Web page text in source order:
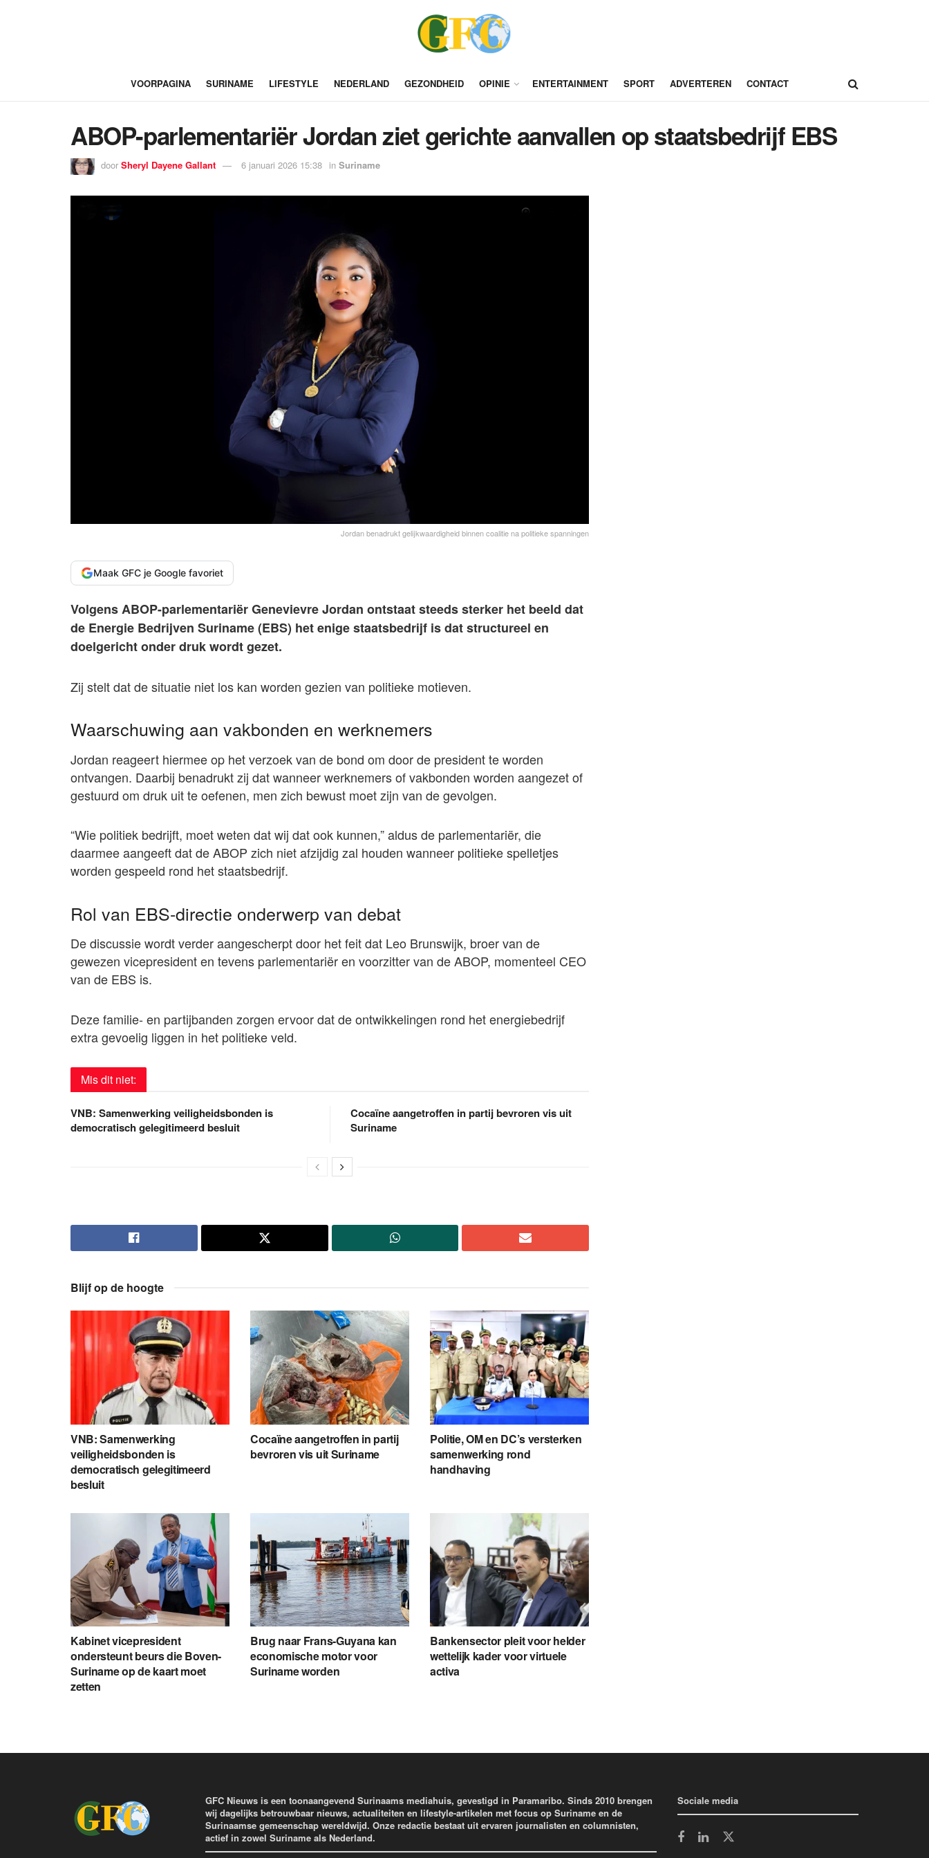
VOORPAGINA SURINAME LIFESTYLE NEDERLAND GEZONDHEID OPINIE ENTERTAINMENT SPORT ADVERTEREN CONTACT
ABOP-parlementariër Jordan ziet gerichte aanvallen op staatsbedrijf EBS
door Sheryl Dayene Gallant 6 januari 2026 15:38 in Suriname
Jordan benadrukt gelijkwaardigheid binnen coalitie na politieke spanningen
Maak GFC je Google favoriet
Volgens ABOP-parlementariër Genevievre Jordan ontstaat steeds sterker het beeld dat
de Energie Bedrijven Suriname (EBS) het enige staatsbedrijf is dat structureel en
doelgericht onder druk wordt gezet.
Zij stelt dat de situatie niet los kan worden gezien van politieke motieven.
Waarschuwing aan vakbonden en werknemers
Jordan reageert hiermee op het verzoek van de bond om door de president te worden
ontvangen. Daarbij benadrukt zij dat wanneer werknemers of vakbonden worden aangezet of
gestuurd om druk uit te oefenen, men zich bewust moet zijn van de gevolgen.
“Wie politiek bedrijft, moet weten dat wij dat ook kunnen,” aldus de parlementariër, die
daarmee aangeeft dat de ABOP zich niet afzijdig zal houden wanneer politieke spelletjes
worden gespeeld rond het staatsbedrijf.
Rol van EBS-directie onderwerp van debat
De discussie wordt verder aangescherpt door het feit dat Leo Brunswijk, broer van de
gewezen vicepresident en tevens parlementariër en voorzitter van de ABOP, momenteel CEO
van de EBS is.
Deze familie- en partijbanden zorgen ervoor dat de ontwikkelingen rond het energiebedrijf
extra gevoelig liggen in het politieke veld.
Mis dit niet:
VNB: Samenwerking veiligheidsbonden is
democratisch gelegitimeerd besluit
Cocaïne aangetroffen in partij bevroren vis uit
Suriname
Blijf op de hoogte
VNB: Samenwerking
veiligheidsbonden is
democratisch gelegitimeerd
besluit
Cocaïne aangetroffen in partij
bevroren vis uit Suriname
Politie, OM en DC’s versterken
samenwerking rond
handhaving
Kabinet vicepresident
ondersteunt beurs die Boven-
Suriname op de kaart moet
zetten
Brug naar Frans-Guyana kan
economische motor voor
Suriname worden
Bankensector pleit voor helder
wettelijk kader voor virtuele
activa
GFC Nieuws is een toonaangevend Surinaams mediahuis, gevestigd in Paramaribo. Sinds 2010 brengen
wij dagelijks betrouwbaar nieuws, actualiteiten en lifestyle-artikelen met focus op Suriname en de
Surinaamse gemeenschap wereldwijd. Onze redactie bestaat uit ervaren journalisten en columnisten,
actief in zowel Suriname als Nederland.
Sociale media